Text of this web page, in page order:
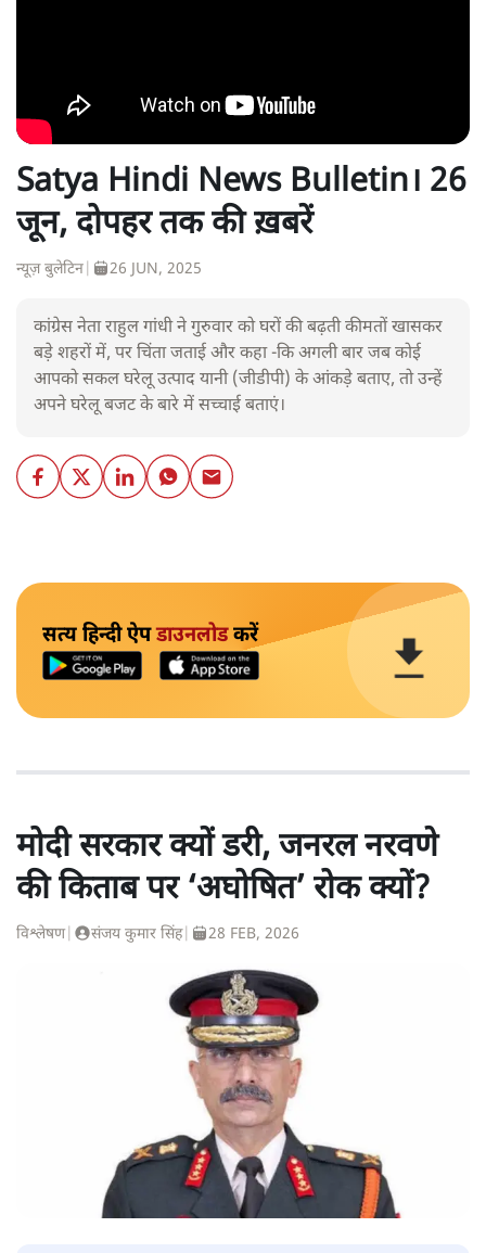
Satya Hindi News Bulletin। 26
जून, दोपहर तक की ख़बरें
न्यूज़ बुलेटिन 26 JUN, 2025
कांग्रेस नेता राहुल गांधी ने गुरुवार को घरों की बढ़ती कीमतों खासकर
बड़े शहरों में, पर चिंता जताई और कहा -कि अगली बार जब कोई
आपको सकल घरेलू उत्पाद यानी (जीडीपी) के आंकड़े बताए, तो उन्हें
अपने घरेलू बजट के बारे में सच्चाई बताएं।
सत्य हिन्दी ऐपडाउनलोडकरें
मोदी सरकार क्यों डरी, जनरल नरवणे
की किताब पर ‘अघोषित’ रोक क्यों?
विश्लेषण| संजय कुमार सिंह| 28 FEB, 2026